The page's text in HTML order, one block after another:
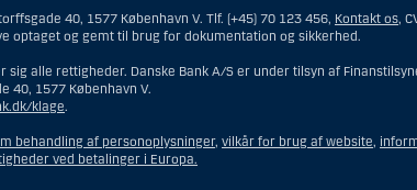
skal en person hjemmehørende og bosiddende i USA
og bosiddende i USA.
interessentskab som er registreret eller organiseret i USA, men
og bosiddende i USA, som har en gyldig
en repræsentation tilhørende et udenlandsk selskab med base
40, 1577 København V. Tlf. (+45) 70 123 456, Kontakt os,
optaget og gemt til brug for dokumentation og sikkerhed.
sig alle rettigheder. Danske Bank A/S er under tilsyn af
40, 1577 København V.
klage.
behandling af personoplysninger, vilkår for brug af website,
ved betalinger i Europa.